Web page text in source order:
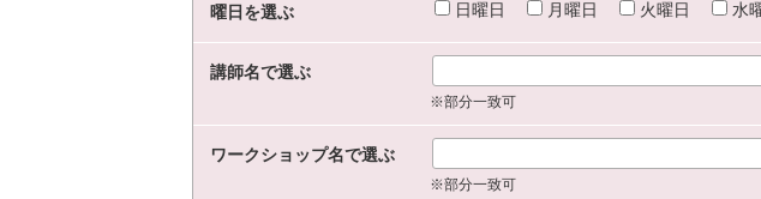
曜日を選ぶ 日曜日 月曜日 火曜日 水
講師名で選ぶ
※部分一致可
ワークショップ名で選ぶ
※部分一致可